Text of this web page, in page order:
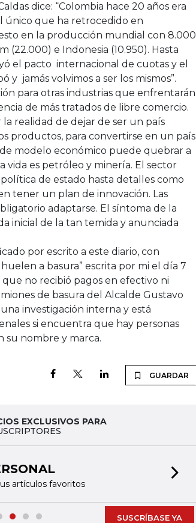
dice: “Colombia hace 20 años era
único que ha retrocedido en
en la producción mundial con 8.000
(22.000) e Indonesia (10.950). Hasta
el pacto internacional de cuotas y el
jamás volvimos a ser los mismos”.
para otras industrias que enfrentarán
de más tratados de libre comercio.
la realidad de dejar de ser un país
productos, para convertirse en un país
modelo económico puede quebrar a
vida es petróleo y minería. El sector
de estado hasta detalles como
tener un plan de innovación. Las
adaptarse. El síntoma de la
inicial de la tan temida y anunciada
por escrito a este diario, con
a basura” escrita por mi el día 7
no recibió pagos en efectivo ni
de basura del Alcalde Gustavo
investigación interna y está
si encuentra que hay personas
su nombre y marca.
GUARDAR
EXCLUSIVOS PARA
artículos favoritos
SUSCRÍBASE YA